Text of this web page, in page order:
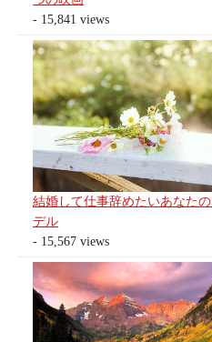
- 15,841 views
結婚して仕事辞めたいあなた
デル
- 15,567 views